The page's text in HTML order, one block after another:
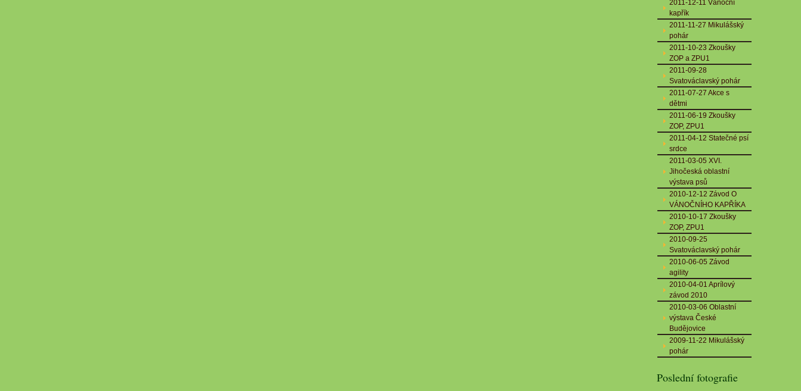
2011-12-11 Vánoční
kapřík
2011-11-27 Mikulášský
pohár
2011-10-23 Zkoušky
ZOP a ZPU1
2011-09-28
Svatováclavský pohár
2011-07-27 Akce s
dětmi
2011-06-19 Zkoušky
ZOP, ZPU1
2011-04-12 Statečné psí
srdce
2011-03-05 XVI.
Jihočeská oblastní
výstava psů
2010-12-12 Závod O
VÁNOČNÍHO KAPŘÍKA
2010-10-17 Zkoušky
ZOP, ZPU1
2010-09-25
Svatováclavský pohár
2010-06-05 Závod
agility
2010-04-01 Aprílový
závod 2010
2010-03-06 Oblastní
výstava České
Budějovice
2009-11-22 Mikulášský
pohár
Poslední fotografie